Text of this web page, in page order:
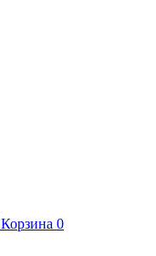
Корзина 0